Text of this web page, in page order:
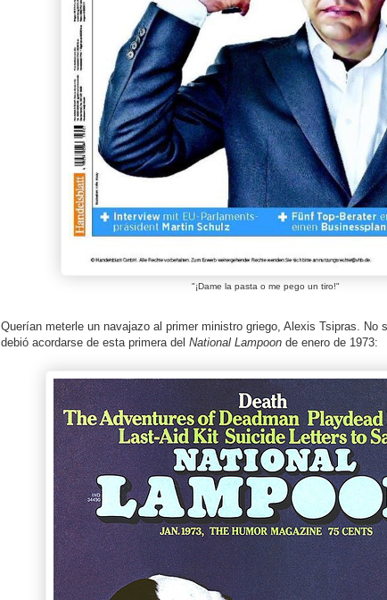
"¡Dame la pasta o me pego un tiro!"
Querían meterle un navajazo al primer ministro griego, Alexis Tsipras. No
debió acordarse de esta primera del National Lampoon de enero de 1973: